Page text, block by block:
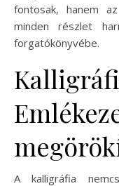
fontosak, hanem
minden részlet
forgatókönyvébe.
A kalligráfia